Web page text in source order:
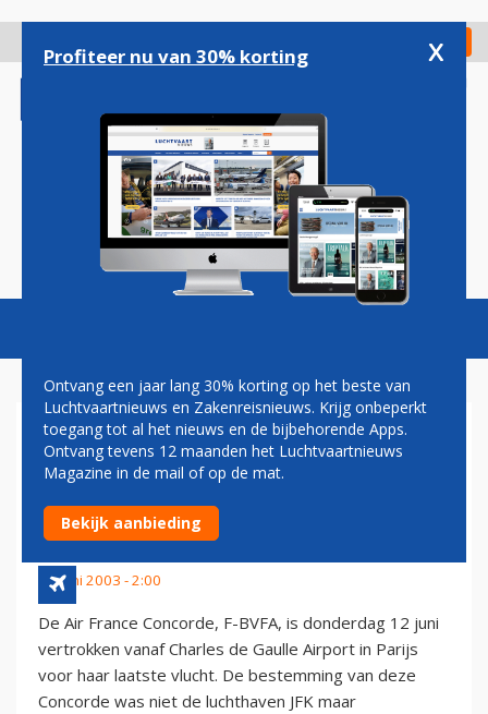
gaan
Check in
Magazine Podcasts Vacatures
AIR FRANCE CONCORDE NAAR
SMITHSONIAN AIR AND
SPACE MUSEUM
13 juni 2003 - 2:00
De Air France Concorde, F-BVFA, is donderdag 12 juni
vertrokken vanaf Charles de Gaulle Airport in Parijs
voor haar laatste vlucht. De bestemming van deze
Concorde was niet de luchthaven JFK maar
Profiteer nu van 30% korting x
Ontvang een jaar lang 30% korting op het beste van
Luchtvaartnieuws en Zakenreisnieuws. Krijg onbeperkt
toegang tot al het nieuws en de bijbehorende Apps.
Ontvang tevens 12 maanden het Luchtvaartnieuws
Magazine in de mail of op de mat.
Bekijk aanbieding